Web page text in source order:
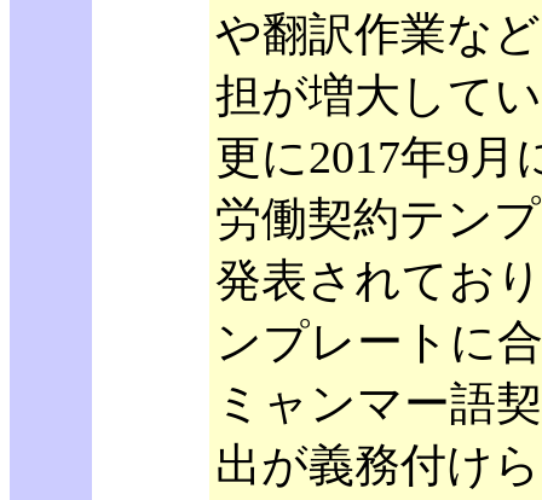
や翻訳作業な
担が増大して
更に2017年9月
労働契約テン
発表されてお
ンプレートに
ミャンマー語
出が義務付け